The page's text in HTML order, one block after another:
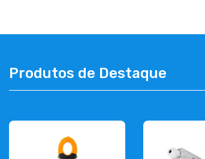
Produtos de Destaque